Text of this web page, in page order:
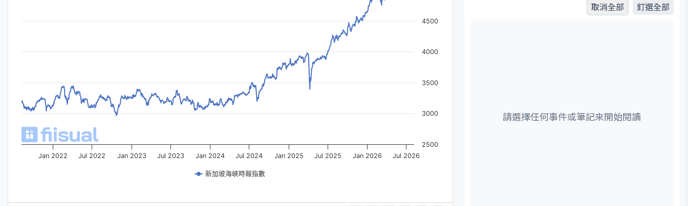
新加坡海峽時報指數
Jan 2022 Jul 2022 Jan 2023 Jul 2023 Jan 2024 Jul 2024 Jan 2025 Jul 2025 Jan 2026 Jul 2026
2500
3000
3500
4000
4500
取消全部
釘選全部
請選擇任何事件或筆記來開始閱讀